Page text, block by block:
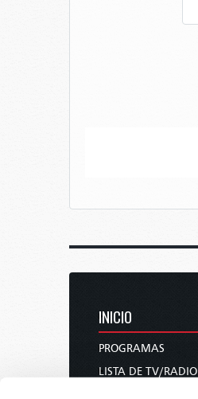
INICIO
PROGRAMAS
LISTA DE TV/RADIO